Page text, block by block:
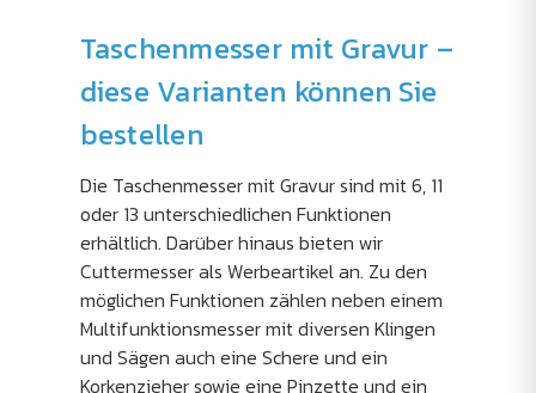
Taschenmesser mit Gravur –
diese Varianten können Sie
bestellen
Die Taschenmesser mit Gravur sind mit 6, 11
oder 13 unterschiedlichen Funktionen
erhältlich. Darüber hinaus bieten wir
Cuttermesser als Werbeartikel an. Zu den
möglichen Funktionen zählen neben einem
Multifunktionsmesser mit diversen Klingen
und Sägen auch eine Schere und ein
Korkenzieher sowie eine Pinzette und ein